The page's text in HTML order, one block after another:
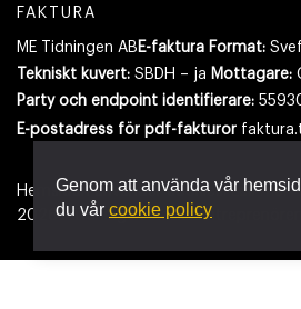
FAKTURA
ME Tidningen AB E-faktura Format:
Tekniskt kuvert: SBDH – ja Mottagare:
Party och endpoint identifierare:
E-postadress för pdf-fakturor
Hemsidan använder cookies.Läs mer
2026- Tidningen Maskinentreprenören
Genom att använda vår
du vår cookie policy